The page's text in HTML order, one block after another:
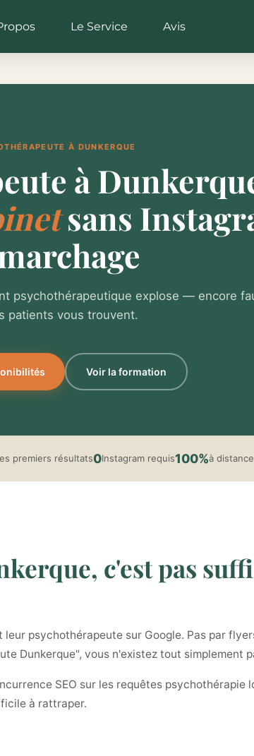
Le Service Avis
À DUNKERQUE
à
sans
psychothérapeutique explose — encore
patients vous trouvent.
Voir la formation
premiers résultats0Instagram requis100%à
c'est pas
psychothérapeute sur Google. Pas par
Dunkerque", vous n'existez tout simplement
SEO sur les requêtes psychothérapie
à rattraper.